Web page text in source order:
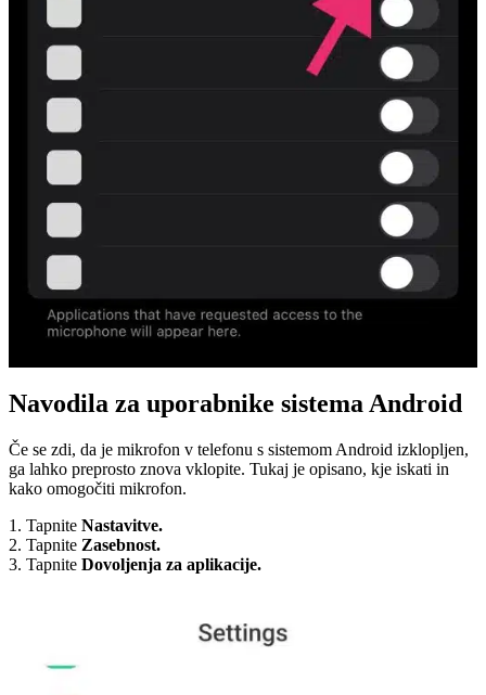
Navodila za uporabnike sistema Android
Če se zdi, da je mikrofon v telefonu s sistemom Android izklopljen,
ga lahko preprosto znova vklopite. Tukaj je opisano, kje iskati in
kako omogočiti mikrofon.
1. Tapnite Nastavitve.
2. Tapnite Zasebnost.
3. Tapnite Dovoljenja za aplikacije.